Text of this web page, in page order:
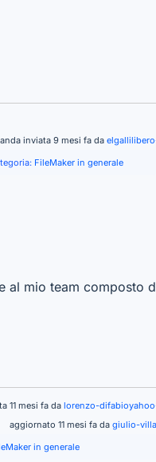
inviata 9 mesi fa da
FileMaker in generale
al mio team composto
11 mesi fa da lorenzo-
aggiornato 11 mesi fa da giulio-
in generale